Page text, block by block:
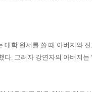
대학 원서를 쓸 때 아버지와
다. 그러자 강연자의 아버지는